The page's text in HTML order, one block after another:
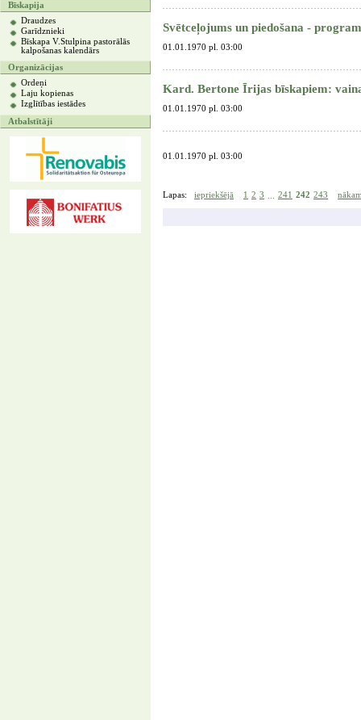
Bīskapija
Draudzes
Garīdznieki
Bīskapa V.Stulpina pastorālās
kalpošanas kalendārs
Organizācijas
Ordeņi
Laju kopienas
Izglītības iestādes
Atbalstītāji
Svētceļojums un piedošana -
01.01.1970 pl. 03:00
Kard. Bertone Īrijas bīskapiem:
01.01.1970 pl. 03:00
01.01.1970 pl. 03:00
Lapas: iepriekšējā 1 2 3 241 242 243